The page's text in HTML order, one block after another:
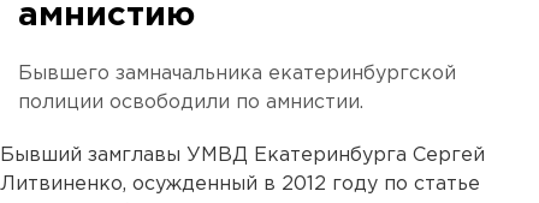
амнистию
Бывшего замначальника екатеринбургской
полиции освободили по амнистии.
Бывший замглавы УМВД Екатеринбурга Сергей
Литвиненко, осужденный в 2012 году по статье